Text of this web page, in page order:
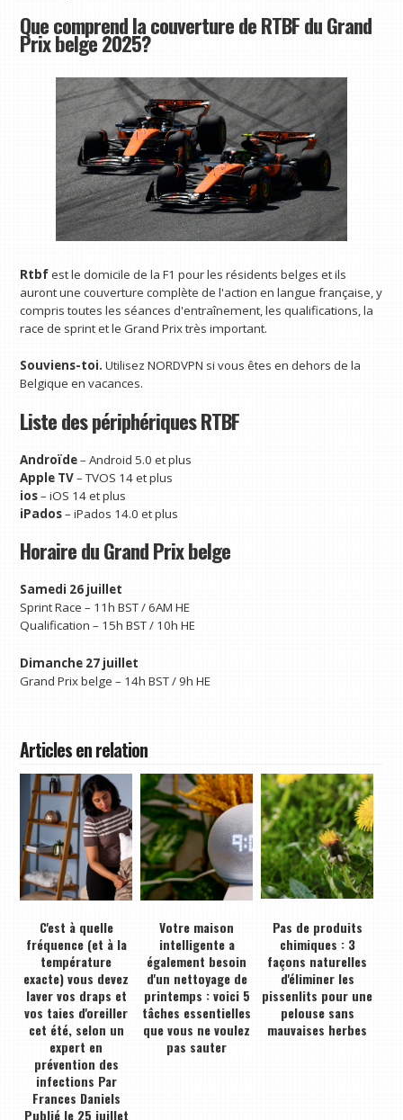
Que comprend la couverture de RTBF du Grand
Prix belge 2025?
Rtbfest le domicile de la F1 pour les résidents belges et ils
auront une couverture complète de l'action en langue française, y
compris toutes les séances d'entraînement, les qualifications, la
race de sprint et le Grand Prix très important.
Souviens-toi.Utilisez NORDVPN si vous êtes en dehors de la
Belgique en vacances.
Liste des périphériques RTBF
Androïde– Android 5.0 et plus
Apple TV– TVOS 14 et plus
ios– iOS 14 et plus
iPados– iPados 14.0 et plus
Horaire du Grand Prix belge
Samedi 26 juillet
Sprint Race – 11h BST / 6AM HE
Qualification – 15h BST / 10h HE
Dimanche 27 juillet
Grand Prix belge – 14h BST / 9h HE
Articles en relation
C'est à quelle
fréquence (et à la
température
exacte) vous devez
laver vos draps et
vos taies d'oreiller
cet été, selon un
expert en
prévention des
infections Par
Frances Daniels
Publié le 25 juillet
Votre maison
intelligente a
également besoin
d'un nettoyage de
printemps : voici 5
tâches essentielles
que vous ne voulez
pas sauter
Pas de produits
chimiques : 3
façons naturelles
d'éliminer les
pissenlits pour une
pelouse sans
mauvaises herbes